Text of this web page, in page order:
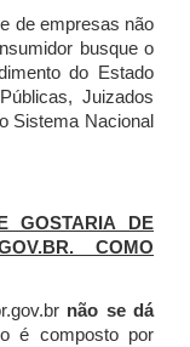
de empresas não
busque o
do Estado
Juizados
Sistema Nacional
GOSTARIA DE
COMO
não se dá
é composto por